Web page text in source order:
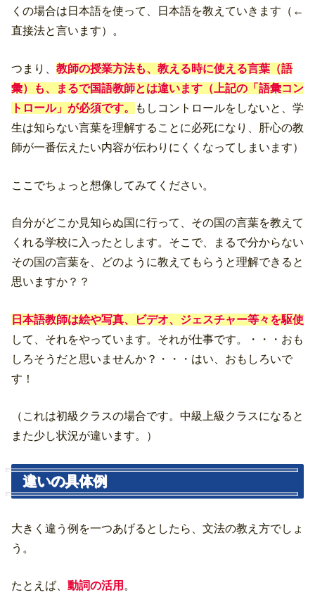
くの場合は日本語を使って、日本語を教えていきます（←
直接法と言います）。
つまり、 教師の授業方法も、教える時に使える言葉（語
彙）も、まるで国語教師とは違います（上記の「語彙コン
トロール」が必須です。
もしコントロールをしないと、学
生は知らない言葉を理解することに必死になり、肝心の教
師が一番伝えたい内容が伝わりにくくなってしまいます）
ここでちょっと想像してみてください。
自分がどこか見知らぬ国に行って、その国の言葉を教えて
くれる学校に入ったとします。そこで、まるで分からない
その国の言葉を、どのように教えてもらうと理解できると
思いますか？？
日本語教師は絵や写真、ビデオ、ジェスチャー等々を駆使
して、それをやっています。それが仕事です。・・・おも
しろそうだと思いませんか？・・・はい、おもしろいで
す！
（これは初級クラスの場合です。中級上級クラスになると
また少し状況が違います。）
違いの具体例
大きく違う例を一つあげるとしたら、文法の教え方でしょ
う。
たとえば、 動詞の活用 。